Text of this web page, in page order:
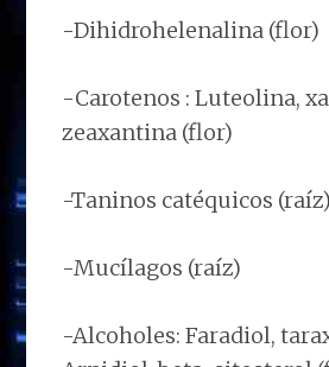
-Dihidrohelenalina (flor)
-Carotenos : Luteolina,
zeaxantina (flor)
-Taninos catéquicos (raíz)
-Mucílagos (raíz)
-Alcoholes: Faradiol,